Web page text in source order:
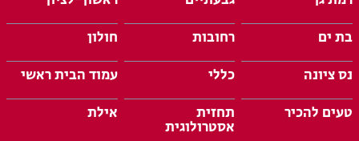
בת ים
רחובות
חולון
נס ציונה
כללי
עמוד הבית ראשי
טעים להכיר
תחזית
אסטרולוגית
אילת